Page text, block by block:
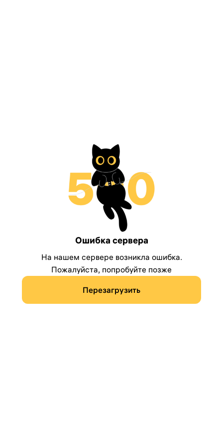
Ошибка сервера
На нашем сервере возникла ошибка.
Пожалуйста, попробуйте позже
Перезагрузить